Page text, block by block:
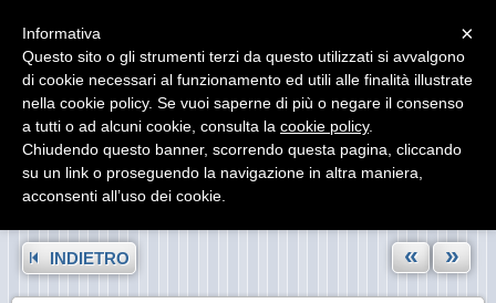
INDIETRO « »
×
Informativa
Questo sito o gli strumenti terzi da questo utilizzati si avvalgono
di cookie necessari al funzionamento ed utili alle finalità illustrate
nella cookie policy. Se vuoi saperne di più o negare il consenso
a tutti o ad alcuni cookie, consulta la cookie policy.
Chiudendo questo banner, scorrendo questa pagina, cliccando
su un link o proseguendo la navigazione in altra maniera,
acconsenti all’uso dei cookie.